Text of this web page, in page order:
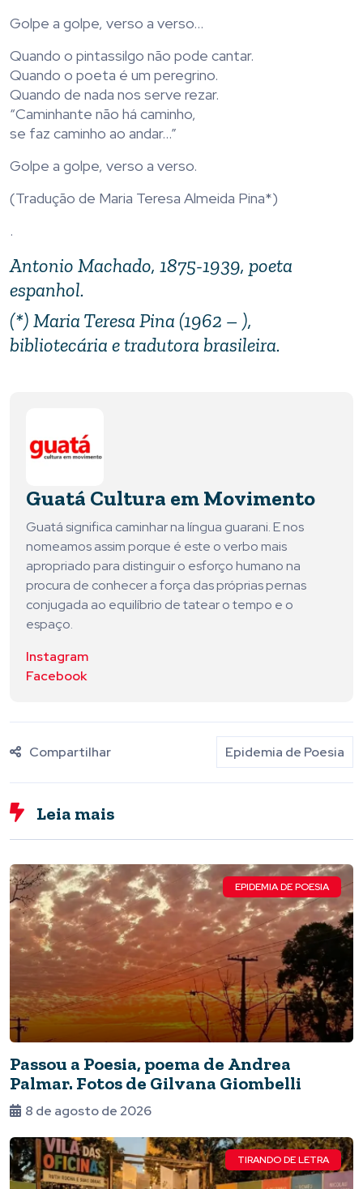
Golpe a golpe, verso a verso…
Quando o pintassilgo não pode cantar.
Quando o poeta é um peregrino.
Quando de nada nos serve rezar.
“Caminhante não há caminho,
se faz caminho ao andar…”
Golpe a golpe, verso a verso.
(Tradução de Maria Teresa Almeida Pina*)
.
Antonio Machado, 1875-1939, poeta
espanhol.
(*) Maria Teresa Pina (1962 – ),
bibliotecária e tradutora brasileira.
Guatá Cultura em Movimento
Guatá significa caminhar na língua guarani. E nos
nomeamos assim porque é este o verbo mais
apropriado para distinguir o esforço humano na
procura de conhecer a força das próprias pernas
conjugada ao equilíbrio de tatear o tempo e o
espaço.
Instagram
Facebook
Compartilhar Epidemia de Poesia
Leia mais
EPIDEMIA DE POESIA
Passou a Poesia, poema de Andrea
Palmar. Fotos de Gilvana Giombelli
8 de agosto de 2026
TIRANDO DE LETRA